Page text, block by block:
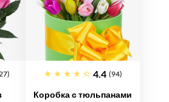
4.4 (94)
Коробка с тюльпанами